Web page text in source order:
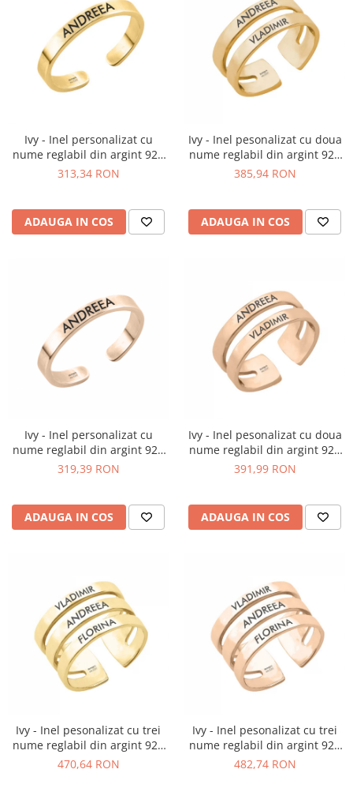
Ivy - Inel personalizat cu
nume reglabil din argint 925
placat cu aur galben 24K
313,34 RON
ADAUGA IN COS
Ivy - Inel pesonalizat cu doua
nume reglabil din argint 925
placat cu aur galben 24K
385,94 RON
ADAUGA IN COS
Ivy - Inel personalizat cu
nume reglabil din argint 925
placat cu aur roz
319,39 RON
ADAUGA IN COS
Ivy - Inel pesonalizat cu doua
nume reglabil din argint 925
placat cu aur roz
391,99 RON
ADAUGA IN COS
Ivy - Inel pesonalizat cu trei
nume reglabil din argint 925
placat cu aur galben 24K
470,64 RON
Ivy - Inel pesonalizat cu trei
nume reglabil din argint 925
placat cu aur roz
482,74 RON